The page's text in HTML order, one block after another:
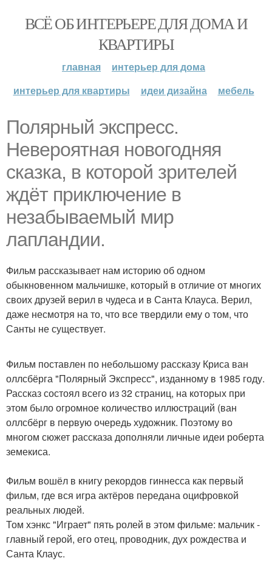
ВСЁ ОБ ИНТЕРЬЕРЕ ДЛЯ ДОМА И
КВАРТИРЫ
главная
интерьер для дома
интерьер для квартиры
идеи дизайна мебель
Полярный экспресс.
Невероятная новогодняя
сказка, в которой зрителей
ждёт приключение в
незабываемый мир
лапландии.
Фильм рассказывает нам историю об одном
обыкновенном мальчишке, который в отличие от многих
своих друзей верил в чудеса и в Санта Клауса. Верил,
даже несмотря на то, что все твердили ему о том, что
Санты не существует.
Фильм поставлен по небольшому рассказу Криса ван
оллсбёрга "Полярный Экспресс", изданному в 1985 году.
Рассказ состоял всего из 32 страниц, на которых при
этом было огромное количество иллюстраций (ван
оллсбёрг в первую очередь художник. Поэтому во
многом сюжет рассказа дополняли личные идеи роберта
земекиса.
Фильм вошёл в книгу рекордов гиннесса как первый
фильм, где вся игра актёров передана оцифровкой
реальных людей.
Том хэнкс "Играет" пять ролей в этом фильме: мальчик -
главный герой, его отец, проводник, дух рождества и
Санта Клаус.